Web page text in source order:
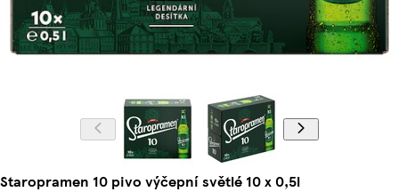
Staropramen 10 pivo výčepní světlé 10 x 0,5l